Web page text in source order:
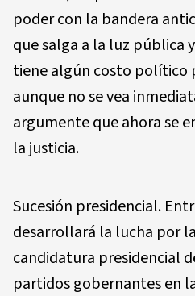
poder con la bandera
que salga a la luz pública
tiene algún costo político
aunque no se vea
argumente que ahora se
la justicia.
Sucesión presidencial.
desarrollará la lucha por
candidatura presidencial
partidos gobernantes en